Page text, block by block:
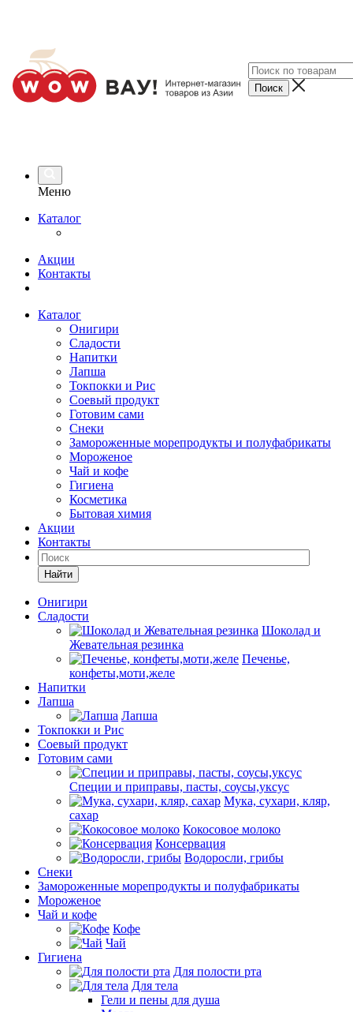
Меню
Каталог
Акции
Контакты
Каталог
Онигири
Сладости
Напитки
Лапша
Токпокки и Рис
Соевый продукт
Готовим сами
Снеки
Замороженные морепродукты и полуфабрикаты
Мороженое
Чай и кофе
Гигиена
Косметика
Бытовая химия
Акции
Контакты
Найти
Онигири
Сладости
Шоколад и
Жевательная резинка
Печенье,
конфеты,моти,желе
Напитки
Лапша
Лапша
Токпокки и Рис
Соевый продукт
Готовим сами
Специи и приправы, пасты, соусы,уксус
Мука, сухари, кляр,
сахар
Кокосовое молоко
Консервация
Водоросли, грибы
Снеки
Замороженные морепродукты и полуфабрикаты
Мороженое
Чай и кофе
Кофе
Чай
Гигиена
Для полости рта
Для тела
Гели и пены для душа